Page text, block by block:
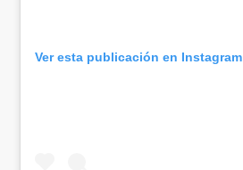
Ver esta publicación en Instagram